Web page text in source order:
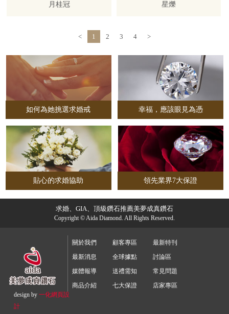
月桂冠 星爍
< 1 2 3 4 >
如何為她挑選求婚戒 幸福，應該眼見為憑
貼心的求婚協助 領先業界7大保證
求婚、GIA、頂級鑽石推薦美夢成真鑽石
Copyright © Aida Diamond. All Rights Reserved.
design by 一化網頁設
計
關於我們
最新消息
媒體報導
商品介紹
顧客專區
全球據點
送禮需知
七大保證
最新特刊
討論區
常見問題
店家專區